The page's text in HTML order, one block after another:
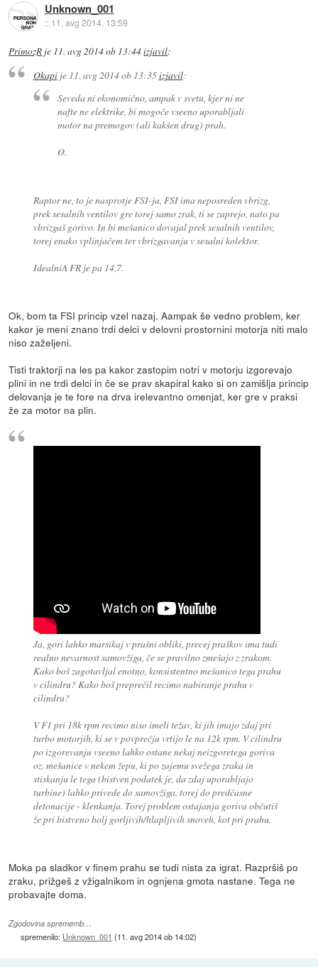
Unknown_001
:: 11. avg 2014, 13:59
PrimozR je 11. avg 2014 ob 13:44izjavil:
Okapije 11. avg 2014 ob 13:35izjavil:
Seveda ni ekonomično, ampak v svetu, kjer ni ne
nafte ne elektrike, bi mogoče vseeno uporabljali
motor na premogov (ali kakšen drug) prah.
O.
Raptor ne, to je nasprotje FSI-ja, FSI ima neposreden vbrizg,
prek sesalnih ventilov gre torej samo zrak, ti se zaprejo, nato pa
vbrizgaš gorivo. In bi mešanico dovajal prek sesalnih ventilov,
torej enako vplinjačem ter vbrizgavanju v sesalni kolektor.
IdealniA FR je pa 14,7.
Ok, bom ta FSI princip vzel nazaj. Aampak še vedno problem, ker
kakor je meni znano trdi delci v delovni prostornini motorja niti malo
niso zaželjeni.
Tisti traktorji na les pa kakor zastopim notri v motorju izgorevajo
plini in ne trdi delci in če se prav skapiral kako si on zamišlja princip
delovanja je te fore na drva irelevantno omenjat, ker gre v praksi
že za motor na plin.
Ja, gori lahko marsikaj v prašni obliki, precej praškov ima tudi
realno nevarnost samovžiga, če se pravilno zmešajo z zrakom.
Kako boš zagotavljal enotno, konsistentno mešanico tega prahu
v cilindru? Kako boš preprečil recimo nabiranje prahu v
cilindru?
V F1 pri 18k rpm recimo niso imeli težav, ki jih imajo zdaj pri
turbo motorjih, ki se v povprečju vrtijo le na 12k rpm. V cilindru
po izgorevanju vseeno lahko ostane nekaj neizgoretega goriva
oz. mešanice v nekem žepu, ki po zajemu svežega zraka in
stiskanju le tega (bistven podatek je, da zdaj uporabljajo
turbine) lahko privede do samovžiga, torej do predčasne
detonacije - klenkanja. Torej problem ostajanja goriva občutiš
že pri bistveno bolj gorljivih/hlapljivih snoveh, kot pri prahu.
Moka pa sladkor v finem prahu se tudi nista za igrat. Razpršiš po
zraku, prižgeš z vžigalnikom in ognjena gmota nastane. Tega ne
probavajte doma.
Zgodovina sprememb…
spremenilo: Unknown_001 (11. avg 2014 ob 14:02)